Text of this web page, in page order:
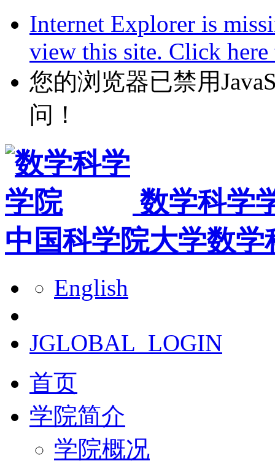
Internet Explorer is
view this site. Click
您的浏览器已禁用
问！
数学科学
中国科学院大学数学
English
JGLOBAL_LOGIN
首页
学院简介
学院概况